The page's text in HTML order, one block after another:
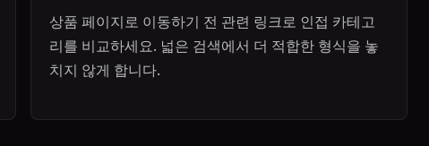
상품 페이지로 이동하기 전 관련 링크로 인접 카테고
리를 비교하세요. 넓은 검색에서 더 적합한 형식을 놓
치지 않게 합니다.